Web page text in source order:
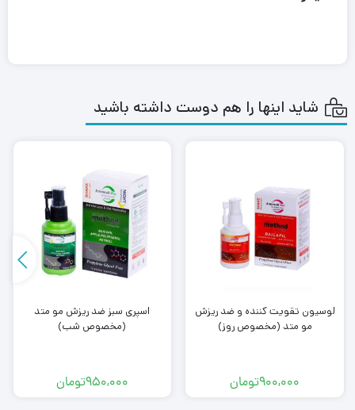
شاید اینها را هم دوست داشته باشید
لوسیون تقویت کننده و ضد ریزش
مو متد (مخصوص روز)
900,000تومان
اسپری سبز ضد ریزش مو متد
(مخصوص شب)
950,000تومان